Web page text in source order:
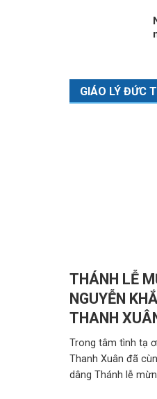
GIÁO LÝ ĐỨC
THÁNH LỄ
NGUYỄN
THANH
Trong tâm tình tạ
Thanh Xuân đã
dâng Thánh lễ